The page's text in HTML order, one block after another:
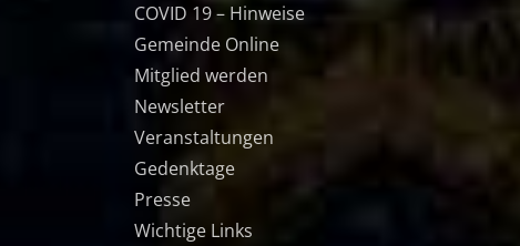
COVID 19 – Hinweise
Gemeinde Online
Mitglied werden
Newsletter
Veranstaltungen
Gedenktage
Presse
Wichtige Links